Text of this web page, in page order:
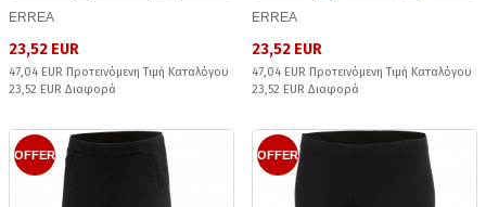
ERREA
23,52 EUR
47,04 EUR Προτεινόμενη Τιμή Καταλόγου
23,52 EUR Διαφορά
ERREA
23,52 EUR
47,04 EUR Προτεινόμενη Τιμή Καταλόγου
23,52 EUR Διαφορά
OFFER OFFER